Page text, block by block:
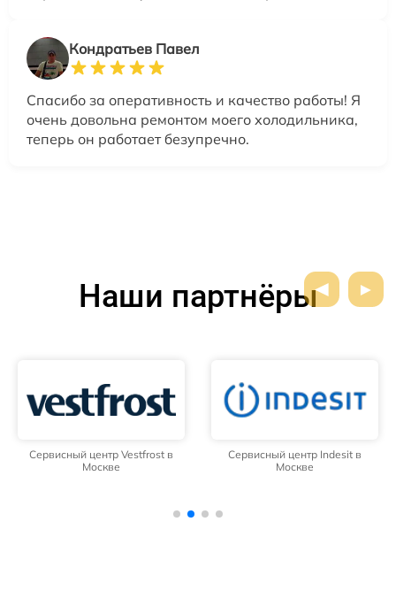
Кондратьев Павел
Спасибо за оперативность и качество работы! Я
очень довольна ремонтом моего холодильника,
теперь он работает безупречно.
Наши партнёры
Сервисный центр Vestfrost в
Москве
Сервисный центр Indesit в
Москве